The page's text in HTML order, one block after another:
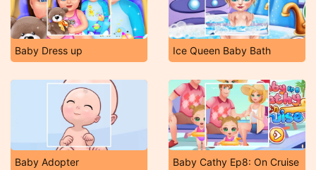
Baby Dress up Ice Queen Baby Bath
Baby Adopter Baby Cathy Ep8: On Cruise